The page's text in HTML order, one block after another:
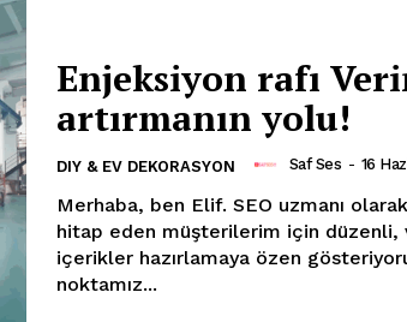
Enjeksiyon rafı
artırmanın yolu!
DIY & EV DEKORASYON Saf Ses - 16
Merhaba, ben Elif. SEO uzmanı olarak, çeşitli sektöre
hitap eden müşterilerim için düzenli,
içerikler hazırlamaya özen
noktamız...